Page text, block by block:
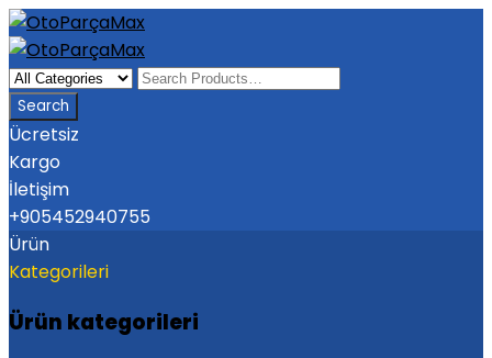
Ücretsiz
Kargo
İletişim
+905452940755
Ürün
Kategorileri
Ürün kategorileri